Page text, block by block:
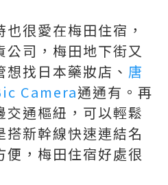
也很愛在梅田住宿，
司，梅田地下街又
找日本藥妝店、 唐
Camera通通有。再
交通樞紐，可以輕鬆
新幹線快速連結名
便，梅田住宿好處很